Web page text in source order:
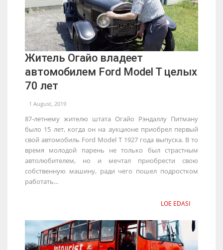
Житель Огайо владеет
автомобилем Ford Model T целых
70 лет
1 August, 2019
87-летнему жителю штата Огайо Рэндаллу Питману
было 15 лет, когда он на аукционе приобрел первый
свой автомобиль Ford Model T 1927 года выпуска. В то
время молодой парень не только был страстным
автолюбителем, но и мечтал приобрести свою
собственную машину, ради чего пошел подростком
работать...
LOE EDASI